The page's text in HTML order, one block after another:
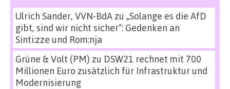
Ulrich Sander, VVN-BdAzu „Solange es die AfD
gibt, sind wir nicht sicher“: Gedenken an
Sinti:zze und Rom:nja
Grüne & Volt (PM) zu DSW21 rechnet mit 700
Millionen Euro zusätzlich für Infrastruktur und
Modernisierung